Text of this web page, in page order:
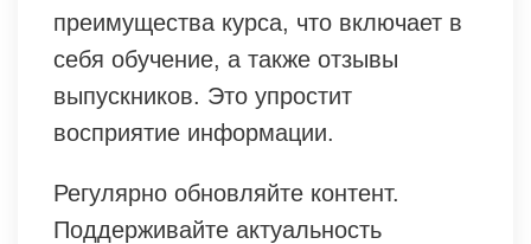
преимущества курса, что включает в
себя обучение, а также отзывы
выпускников. Это упростит
восприятие информации.
Регулярно обновляйте контент.
Поддерживайте актуальность